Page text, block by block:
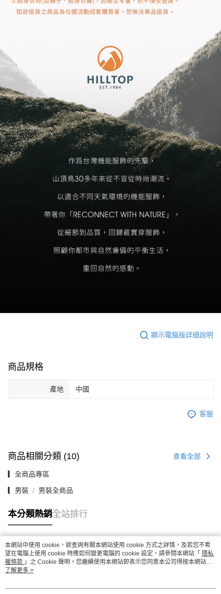
顯示電腦版詳細說明
商品規格
產地 中國
客服
商品相關分類 (10) 查看全部
▎全商品專區
▎男裝 男裝全商品
本分類熱銷全站排行
熱門標籤
本網站中使用 cookie，欲查詢有關本網站使用 cookie 方式之詳情，及若您不希
望在電腦上使用 cookie 時應如何變更電腦的 cookie 設定，請參閱本網站「 隱私
權條款 」之 Cookie 聲明。您繼續使用本網站即表示您同意本公司得按本網站使
用條款之 Cookie 聲明使用 cookie。
了解更多 >